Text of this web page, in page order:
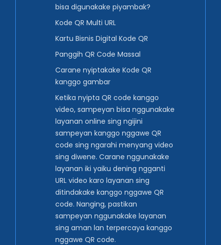
bisa digunakake piyambak?
Kode QR Multi URL
Kartu Bisnis Digital Kode QR
Panggih QR Code Massal
Carane nyiptakake Kode QR
kanggo gambar
Ketika nyipta QR code kanggo
video, sampeyan bisa nggunakake
layanan online sing ngijini
sampeyan kanggo nggawe QR
code sing ngarahi menyang video
sing diwene. Carane nggunakake
layanan iki yaiku dening ngganti
URL video karo layanan sing
ditindakake kanggo nggawe QR
code. Nanging, pastikan
sampeyan nggunakake layanan
sing aman lan terpercaya kanggo
nggawe QR code.